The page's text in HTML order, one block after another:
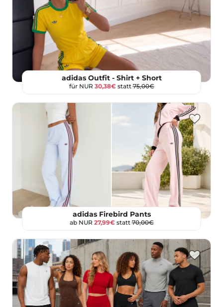
adidas Outfit - Shirt + Short
für NUR 30,38€statt75,00€
adidas Firebird Pants
ab NUR 27,99€statt70,00€